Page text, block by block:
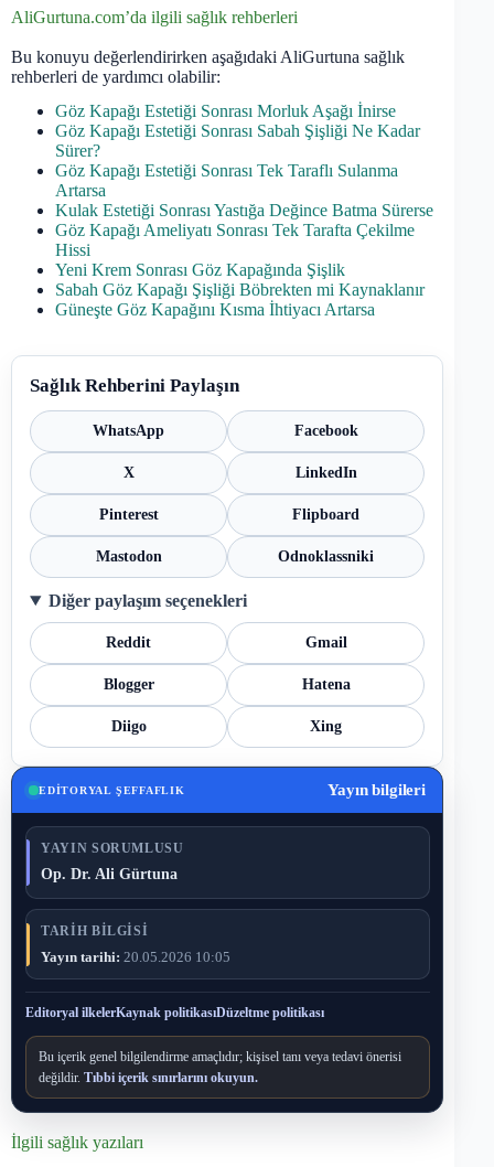
AliGurtuna.com’da ilgili sağlık rehberleri
Bu konuyu değerlendirirken aşağıdaki AliGurtuna sağlık
rehberleri de yardımcı olabilir:
Göz Kapağı Estetiği Sonrası Morluk Aşağı İnirse
Göz Kapağı Estetiği Sonrası Sabah Şişliği Ne Kadar
Sürer?
Göz Kapağı Estetiği Sonrası Tek Taraflı Sulanma
Artarsa
Kulak Estetiği Sonrası Yastığa Değince Batma Sürerse
Göz Kapağı Ameliyatı Sonrası Tek Tarafta Çekilme
Hissi
Yeni Krem Sonrası Göz Kapağında Şişlik
Sabah Göz Kapağı Şişliği Böbrekten mi Kaynaklanır
Güneşte Göz Kapağını Kısma İhtiyacı Artarsa
Sağlık Rehberini Paylaşın
WhatsApp Facebook
X LinkedIn
Pinterest Flipboard
Mastodon Odnoklassniki
Diğer paylaşım seçenekleri
Reddit Gmail
Blogger Hatena
Diigo Xing
EDITORYAL ŞEFFAFLIK Yayın bilgileri
YAYIN SORUMLUSU
Op. Dr. Ali Gürtuna
TARIH BILGISI
Yayın tarihi: 20.05.2026 10:05
Editoryal ilkelerKaynak politikasıDüzeltme politikası
Bu içerik genel bilgilendirme amaçlıdır; kişisel tanı veya tedavi önerisi
değildir. Tıbbi içerik sınırlarını okuyun.
İlgili sağlık yazıları